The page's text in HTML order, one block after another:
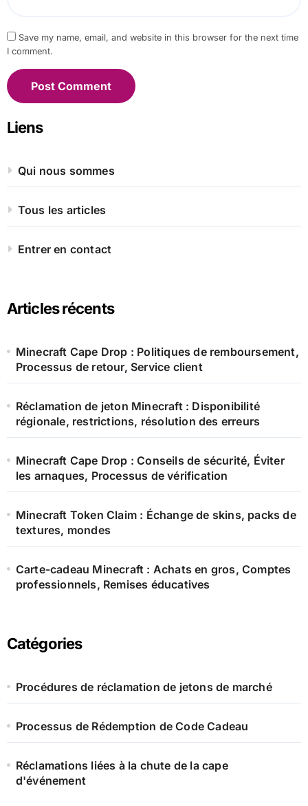
Save my name, email, and website in this browser for the next time
I comment.
Liens
Qui nous sommes
Tous les articles
Entrer en contact
Articles récents
Minecraft Cape Drop : Politiques de remboursement,
Processus de retour, Service client
Réclamation de jeton Minecraft : Disponibilité
régionale, restrictions, résolution des erreurs
Minecraft Cape Drop : Conseils de sécurité, Éviter
les arnaques, Processus de vérification
Minecraft Token Claim : Échange de skins, packs de
textures, mondes
Carte-cadeau Minecraft : Achats en gros, Comptes
professionnels, Remises éducatives
Catégories
Procédures de réclamation de jetons de marché
Processus de Rédemption de Code Cadeau
Réclamations liées à la chute de la cape
d'événement